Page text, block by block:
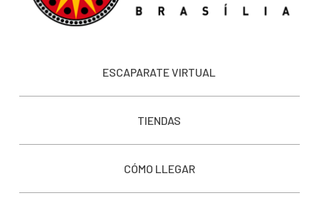
ESCAPARATE VIRTUAL
TIENDAS
CÓMO LLEGAR